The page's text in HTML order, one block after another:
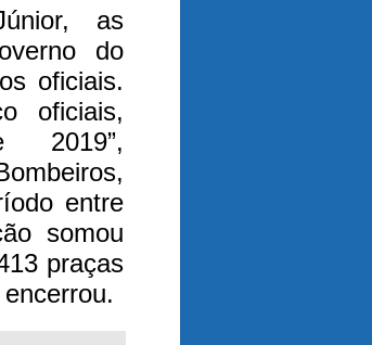
as
do
oficiais.
oficiais,
2019”,
entre
somou
praças